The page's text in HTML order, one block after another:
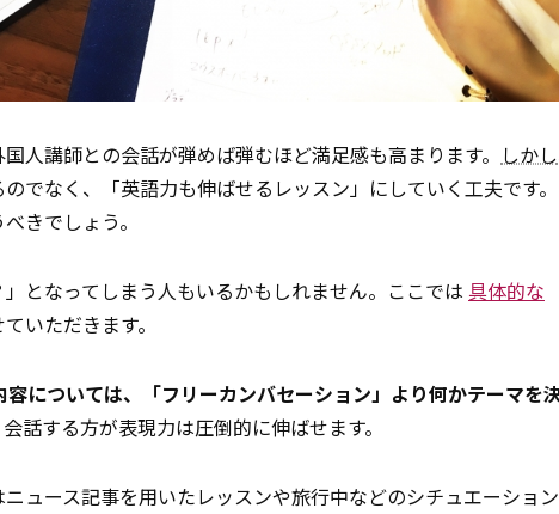
人講師との会話が弾めば弾むほど満足感も高まります。 しかし
でなく、「英語力も伸ばせるレッスン」にしていく工夫です
きでしょう。
となってしまう人もいるかもしれません。ここでは 具体的な
いただきます。
容については、「フリーカンバセーション」より何かテーマを
話する方が表現力は圧倒的に伸ばせます。
ュース記事を用いたレッスンや旅行中などのシチュエーショ